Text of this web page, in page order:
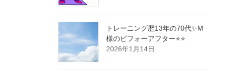
トレーニング歴13年の70代✨M
様のビフォーアフター⭐️⭐️
2026年1月14日